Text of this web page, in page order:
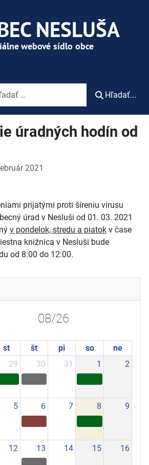
Hľadať...
úradných hodín od
2021
prijatými proti šíreniu vírusu
úrad v Nesluši od 01. 03. 2021
v pondelok, stredu a piatok v čase
knižnica v Nesluši bude
od 8:00 do 12:00.
08/26
st št pi so
ne
29 30 31 1 2
5 6 7 8 9
12 13 14 15 16